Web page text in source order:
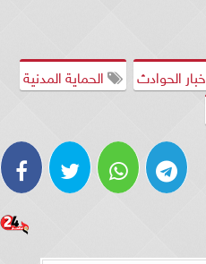
الحوادث
الحماية المدنية